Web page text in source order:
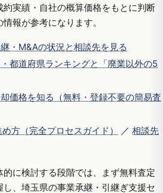
実績・自社の概算価格をもとに判断
報が参考になります。
・M&Aの状況と相談先を見る
都道府県ランキングと「廃業以外の5
価格を知る（無料・登録不要の簡易査
方（完全プロセスガイド）
／ 相談先
に検討する段階では、まず無料査定
、埼玉県の事業承継・引継ぎ支援セ